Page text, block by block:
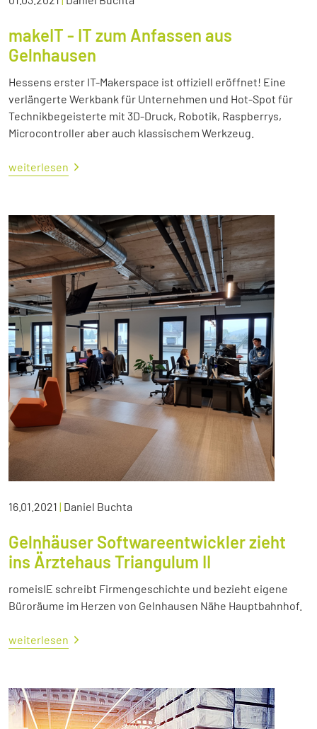
makeIT - IT zum Anfassen aus
Gelnhausen
Hessens erster IT-Makerspace ist offiziell eröffnet! Eine
verlängerte Werkbank für Unternehmen und Hot-Spot für
Technikbegeisterte mit 3D-Druck, Robotik, Raspberrys,
Microcontroller aber auch klassischem Werkzeug.
weiterlesen
16.01.2021 | Daniel Buchta
Gelnhäuser Softwareentwickler zieht
ins Ärztehaus Triangulum II
romeisIE schreibt Firmengeschichte und bezieht eigene
Büroräume im Herzen von Gelnhausen Nähe Hauptbahnhof.
weiterlesen